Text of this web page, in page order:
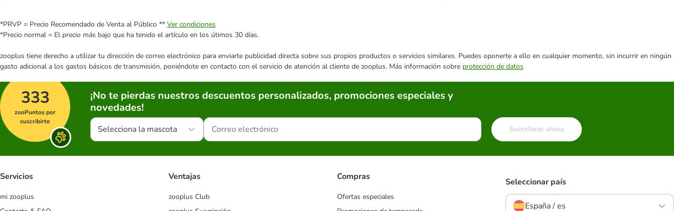
*PRVP = Precio Recomendado de Venta al Público ** Ver condiciones
*Precio normal = El precio más bajo que ha tenido el artículo en los útimos 30 días.
zooplus tiene derecho a utilizar tu dirección de correo electrónico para enviarte publicidad directa sobre sus propios productos o servicios similares. Puedes oponerte a ello en cualquier momento, sin incurrir en ningún
gasto adicional a los gastos básicos de transmisión, poniéndote en contacto con el servicio de atención al cliente de zooplus. Más información sobre protección de datos
333
zooPuntos por
suscribirte
¡No te pierdas nuestros descuentos personalizados, promociones especiales y
novedades!
Selecciona la mascota Suscríbete ahora
Servicios
mi zooplus
Ventajas
zooplus Club
Compras
Ofertas especiales
Seleccionar país
España / es